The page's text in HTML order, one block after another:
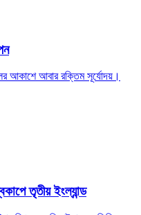
আকাশে আবার রক্তিম সূর্যোদয়।
তৃতীয় ইংল্যান্ড